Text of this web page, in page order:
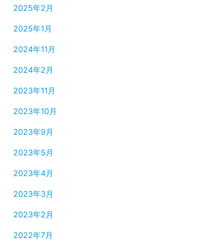
2025年2月
2025年1月
2024年11月
2024年2月
2023年11月
2023年10月
2023年9月
2023年5月
2023年4月
2023年3月
2023年2月
2022年7月